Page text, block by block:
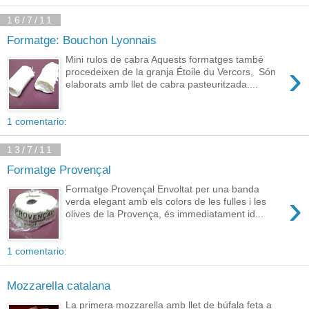
16/7/11
Formatge: Bouchon Lyonnais
›
Mini rulos de cabra Aquests formatges també
procedeixen de la granja Étoile du Vercors, Són
elaborats amb llet de cabra pasteuritzada....
1 comentario:
13/7/11
Formatge Provençal
›
Formatge Provençal Envoltat per una banda
verda elegant amb els colors de les fulles i les
olives de la Provença, és immediatament id...
1 comentario:
Mozzarella catalana
La primera mozzarella amb llet de búfala feta a